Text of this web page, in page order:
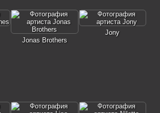
Jonas Brothers
Jony